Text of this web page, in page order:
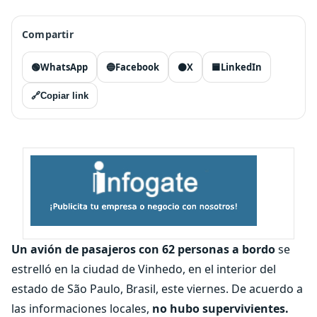
Compartir
🟢WhatsApp 🔵Facebook ⚫X 🟦LinkedIn
🔗Copiar link
Un avión de pasajeros con 62 personas a bordose
estrelló en la ciudad de Vinhedo, en el interior del
estado de São Paulo, Brasil, este viernes. De acuerdo a
las informaciones locales, no hubo supervivientes.